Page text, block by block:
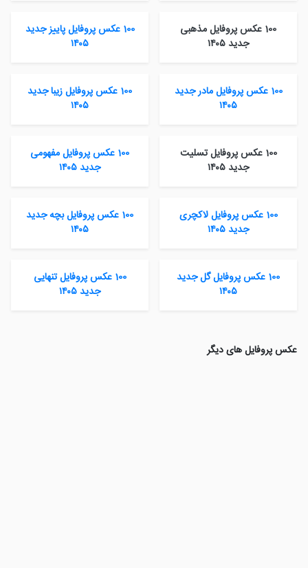
100 عکس پروفایل مذهبی
جدید ۱۴۰۵
100 عکس پروفایل پاییز جدید
۱۴۰۵
100 عکس پروفایل مادر جدید
۱۴۰۵
100 عکس پروفایل زیبا جدید
۱۴۰۵
100 عکس پروفایل تسلیت
جدید ۱۴۰۵
100 عکس پروفایل مفهومی
جدید ۱۴۰۵
100 عکس پروفایل لاکچری
جدید ۱۴۰۵
100 عکس پروفایل بچه جدید
۱۴۰۵
100 عکس پروفایل گل جدید
۱۴۰۵
100 عکس پروفایل تنهایی
جدید ۱۴۰۵
عکس پروفایل های دیگر